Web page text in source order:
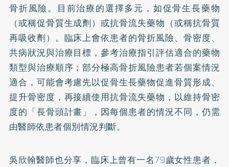
骨折風險。目前治療的選擇多元，如促骨生長藥物
（或稱促骨質生成劑）或抗骨流失藥物（或稱抗骨質
再吸收劑）。臨床上會依患者的骨折風險、骨密度、
共病狀況與治療目標，參考治療指引評估適合的藥物
類型與治療順序；部分極高骨折風險患者若個案情況
適合，可能會考慮先以促骨生長藥物促進骨質形成、
提升骨密度，再接續使用抗骨流失藥物，以維持骨密
度的「長骨頭計畫」，因每個患者的情況不同，仍需
由醫師依患者個別情況判斷。
吳欣翰醫師也分享，臨床上曾有一名79歲女性患者，